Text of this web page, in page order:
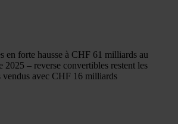
en forte hausse à CHF 61 milliards au
2025 – reverse convertibles restent les
vendus avec CHF 16 milliards